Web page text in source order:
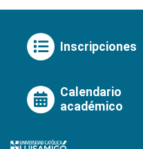
Inscripciones
Calendario
académico